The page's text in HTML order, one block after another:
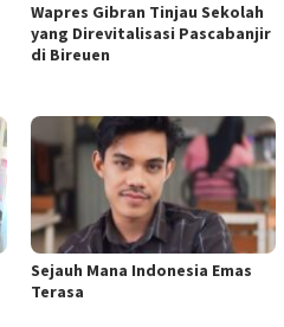
Wapres Gibran Tinjau Sekolah
yang Direvitalisasi Pascabanjir
di Bireuen
Sejauh Mana Indonesia Emas
Terasa